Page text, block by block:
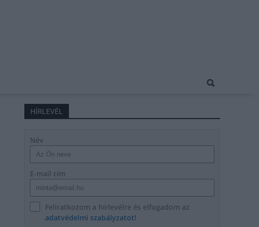
HÍRLEVÉL
Név
E-mail cím
Feliratkozom a hírlevélre és elfogadom az
adatvédelmi szabályzatot!